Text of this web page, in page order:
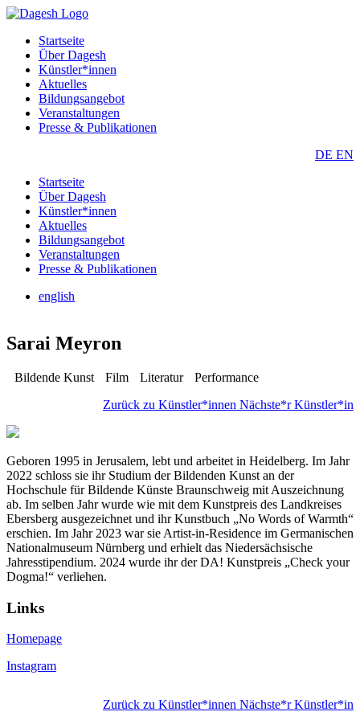
Startseite
Über Dagesh
Künstler*innen
Aktuelles
Bildungsangebot
Veranstaltungen
Presse & Publikationen
DE EN
Startseite
Über Dagesh
Künstler*innen
Aktuelles
Bildungsangebot
Veranstaltungen
Presse & Publikationen
english
Sarai Meyron
Bildende Kunst Film Literatur
Performance
Zurück zu Künstler*innen Nächste*r Künstler*in
Geboren 1995 in Jerusalem, lebt und arbeitet in Heidelberg. Im Jahr
2022 schloss sie ihr Studium der Bildenden Kunst an der
Hochschule für Bildende Künste Braunschweig mit Auszeichnung
ab. Im selben Jahr wurde wie mit dem Kunstpreis des Landkreises
Ebersberg ausgezeichnet und ihr Kunstbuch „No Words of Warmth“
erschien. Im Jahr 2023 war sie Artist-in-Residence im Germanischen
Nationalmuseum Nürnberg und erhielt das Niedersächsische
Jahresstipendium. 2024 wurde ihr der DA! Kunstpreis „Check your
Dogma!“ verliehen.
Links
Homepage
Instagram
Zurück zu Künstler*innen Nächste*r Künstler*in